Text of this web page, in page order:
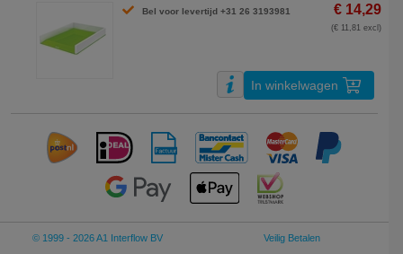
Bel voor levertijd +31 26 3193981 € 14,29
(€ 11,81 excl)
In winkelwagen
© 1999 - 2026 A1 Interflow BV Veilig Betalen